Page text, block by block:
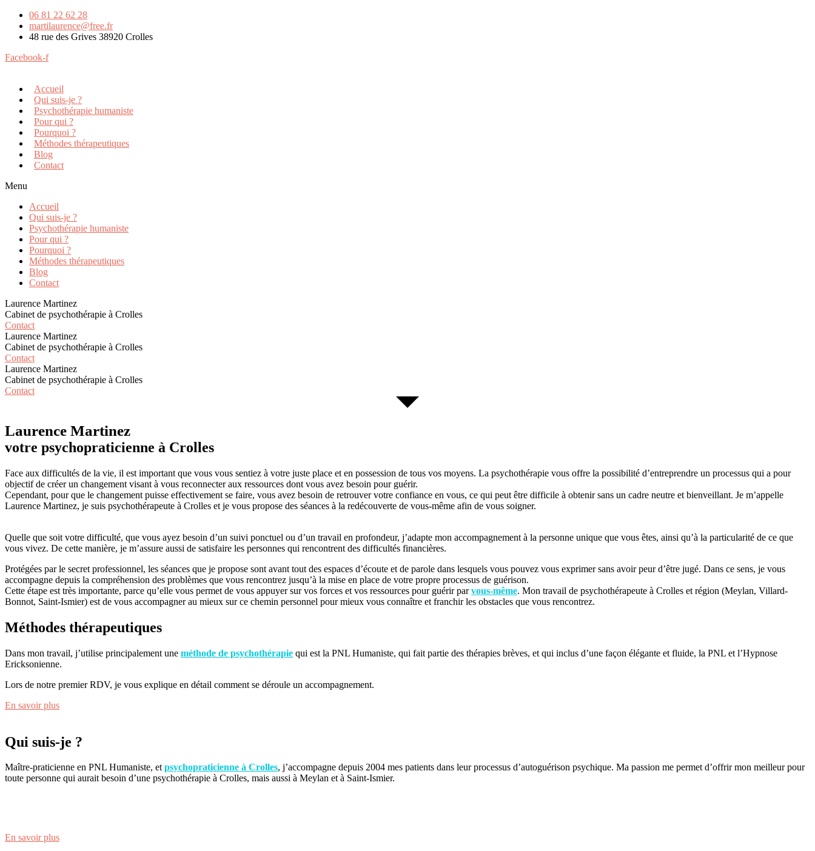
06 81 22 62 28
martilaurence@free.fr
48 rue des Grives 38920 Crolles
Facebook-f
Accueil
Qui suis-je ?
Psychothérapie humaniste
Pour qui ?
Pourquoi ?
Méthodes thérapeutiques
Blog
Contact
Menu
Accueil
Qui suis-je ?
Psychothérapie humaniste
Pour qui ?
Pourquoi ?
Méthodes thérapeutiques
Blog
Contact
Laurence Martinez
Cabinet de psychothérapie à Crolles
Contact
Laurence Martinez
Cabinet de psychothérapie à Crolles
Contact
Laurence Martinez
Cabinet de psychothérapie à Crolles
Contact
Laurence Martinez
votre psychopraticienne à Crolles
Face aux difficultés de la vie, il est important que vous vous sentiez à votre juste place et en possession de tous vos moyens. La psychothérapie vous offre la possibilité d’entreprendre un processus qui a pour
objectif de créer un changement visant à vous reconnecter aux ressources dont vous avez besoin pour guérir.
Cependant, pour que le changement puisse effectivement se faire, vous avez besoin de retrouver votre confiance en vous, ce qui peut être difficile à obtenir sans un cadre neutre et bienveillant. Je m’appelle
Laurence Martinez, je suis psychothérapeute à Crolles et je vous propose des séances à la redécouverte de vous-même afin de vous soigner.
Quelle que soit votre difficulté, que vous ayez besoin d’un suivi ponctuel ou d’un travail en profondeur, j’adapte mon accompagnement à la personne unique que vous êtes, ainsi qu’à la particularité de ce que
vous vivez. De cette manière, je m’assure aussi de satisfaire les personnes qui rencontrent des difficultés financières.
Protégées par le secret professionnel, les séances que je propose sont avant tout des espaces d’écoute et de parole dans lesquels vous pouvez vous exprimer sans avoir peur d’être jugé. Dans ce sens, je vous
accompagne depuis la compréhension des problèmes que vous rencontrez jusqu’à la mise en place de votre propre processus de guérison.
Cette étape est très importante, parce qu’elle vous permet de vous appuyer sur vos forces et vos ressources pour guérir parvous-même. Mon travail de psychothérapeute à Crolles et région (Meylan, Villard-
Bonnot, Saint-Ismier) est de vous accompagner au mieux sur ce chemin personnel pour mieux vous connaître et franchir les obstacles que vous rencontrez.
Méthodes thérapeutiques
Dans mon travail, j’utilise principalement une méthode de psychothérapie qui est la PNL Humaniste, qui fait partie des thérapies brèves, et qui inclus d’une façon élégante et fluide, la PNL et l’Hypnose
Ericksonienne.
Lors de notre premier RDV, je vous explique en détail comment se déroule un accompagnement.
En savoir plus
Qui suis-je ?
Maître-praticienne en PNL Humaniste, etpsychopraticienne à Crolles, j’accompagne depuis 2004 mes patients dans leur processus d’autoguérison psychique. Ma passion me permet d’offrir mon meilleur pour
toute personne qui aurait besoin d’une psychothérapie à Crolles, mais aussi à Meylan et à Saint-Ismier.
En savoir plus